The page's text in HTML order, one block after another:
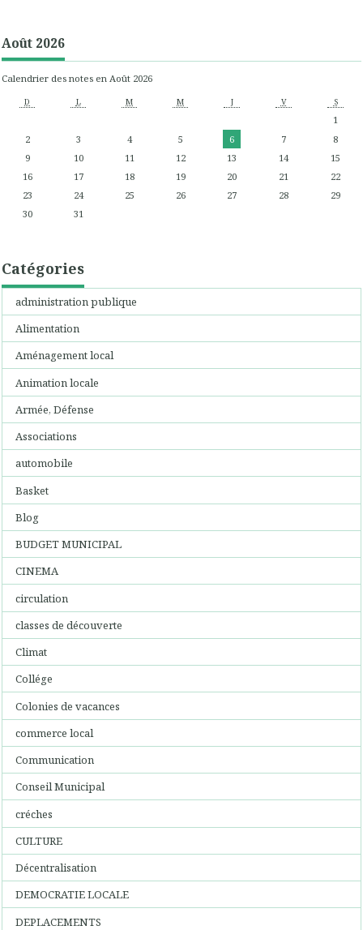
Août 2026
Calendrier des notes en Août 2026
D L M M J V S
1
2
3 4 5 6 7
8
9
10 11 12 13 14
15
16
17 18 19 20 21
22
23
24 25 26 27 28
29
30
31
Catégories
administration publique
Alimentation
Aménagement local
Animation locale
Armée, Défense
Associations
automobile
Basket
Blog
BUDGET MUNICIPAL
CINEMA
circulation
classes de découverte
Climat
Collége
Colonies de vacances
commerce local
Communication
Conseil Municipal
créches
CULTURE
Décentralisation
DEMOCRATIE LOCALE
DEPLACEMENTS